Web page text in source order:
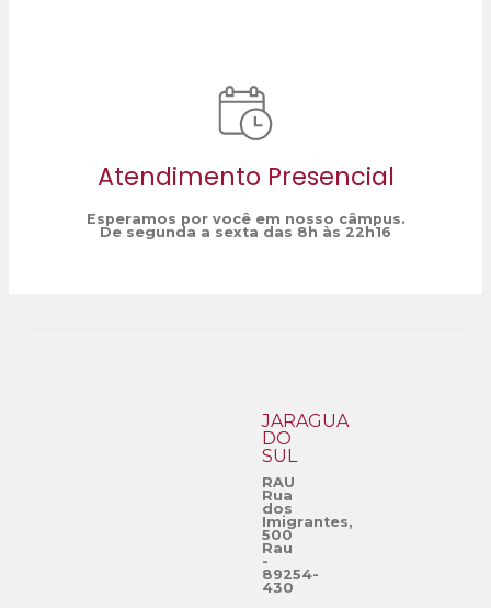
Atendimento Presencial
Esperamos por você em nosso câmpus.
De segunda a sexta das 8h às 22h16
JARAGUÁ
DO
SUL
RAU
Rua
dos
Imigrantes,
500
Rau
-
89254-
430